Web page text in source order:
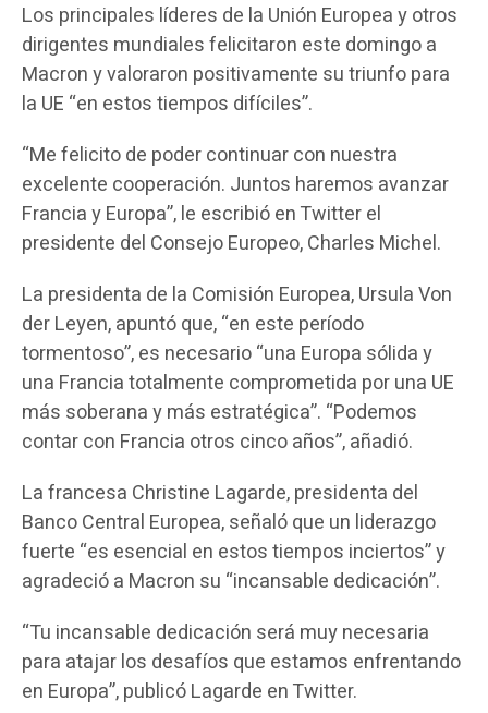
Los principales líderes de la Unión Europea y otros
dirigentes mundiales felicitaron este domingo a
Macron y valoraron positivamente su triunfo para
la UE “en estos tiempos difíciles”.
“Me felicito de poder continuar con nuestra
excelente cooperación. Juntos haremos avanzar
Francia y Europa”, le escribió en Twitter el
presidente del Consejo Europeo, Charles Michel.
La presidenta de la Comisión Europea, Ursula Von
der Leyen, apuntó que, “en este período
tormentoso”, es necesario “una Europa sólida y
una Francia totalmente comprometida por una UE
más soberana y más estratégica”. “Podemos
contar con Francia otros cinco años”, añadió.
La francesa Christine Lagarde, presidenta del
Banco Central Europea, señaló que un liderazgo
fuerte “es esencial en estos tiempos inciertos” y
agradeció a Macron su “incansable dedicación”.
“Tu incansable dedicación será muy necesaria
para atajar los desafíos que estamos enfrentando
en Europa”, publicó Lagarde en Twitter.